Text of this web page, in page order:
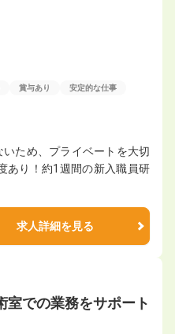
賞与あり 安定的な仕事
いため、プライベートを大切
あり！約1週間の新入職員研
求人詳細を見る
室での業務をサポート